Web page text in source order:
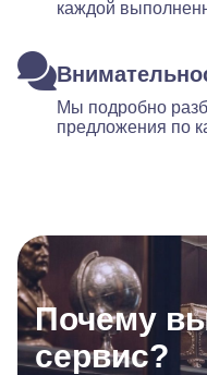
каждой
Мы подробно
предложения по
Почему
сервис?